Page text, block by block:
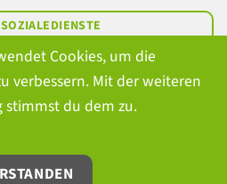
WOHNEN
Cookies, um die
verbessern. Mit der weiteren
stimmst du dem zu.